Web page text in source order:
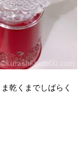
乾くまでしばらく